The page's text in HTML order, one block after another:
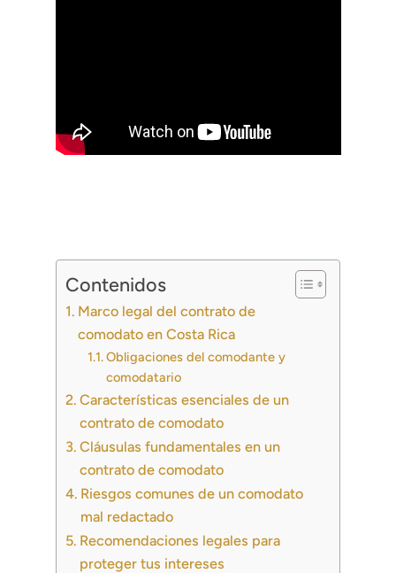
Contenidos
Marco legal del contrato de
comodato en Costa Rica
Obligaciones del comodante y
comodatario
Características esenciales de un
contrato de comodato
Cláusulas fundamentales en un
contrato de comodato
Riesgos comunes de un comodato
mal redactado
Recomendaciones legales para
proteger tus intereses